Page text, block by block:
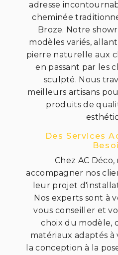
adresse
cheminée
Broze. Notre
modèles variés,
pierre naturelle aux
en passant par les
sculpté. Nous
meilleurs artisans
produits de
Des Services
Chez AC
accompagner nos
leur projet
Nos experts sont à
vous conseiller et
choix du modèle,
matériaux adaptés
la conception à la